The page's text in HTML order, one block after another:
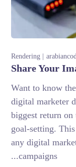
Rendering
Share Your
Want to know
digital marketer
biggest return on
goal-setting.
any digital
campaigns...